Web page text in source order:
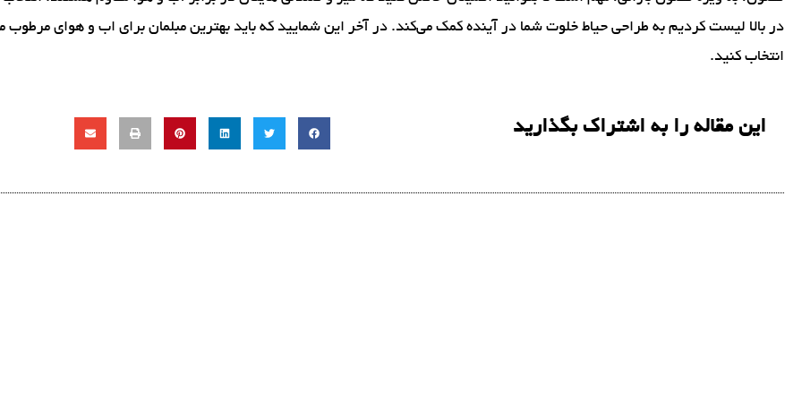
در بالا لیست کردیم به طراحی حیاط خلوت شما در آینده کمک می‌کند. در آخر این شمایید که باید بهترین مبلمان برای اب و هوای مرطوب
انتخاب کنید.
این مقاله را به اشتراک بگذارید